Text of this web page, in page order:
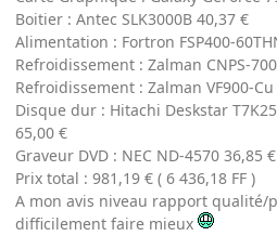
Boitier : Antec SLK3000B 40,37 €
Alimentation : Fortron FSP400-
Refroidissement : Zalman CNPS-
Refroidissement : Zalman VF900-
Disque dur : Hitachi Deskstar
65,00 €
Graveur DVD : NEC ND-4570 36,85 €
Prix total : 981,19 € ( 6 436,18 FF )
A mon avis niveau rapport
difficilement faire mieux